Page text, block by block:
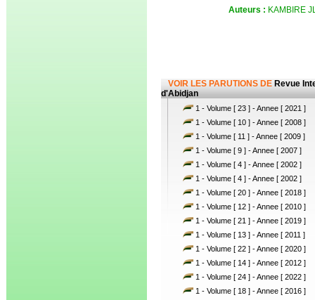
Auteurs : KAMBIRE
VOIR LES PARUTIONS DE Revue
d'Abidjan
1 - Volume [ 23 ] - Annee [ 2021 ]
1 - Volume [ 10 ] - Annee [ 2008 ]
1 - Volume [ 11 ] - Annee [ 2009 ]
1 - Volume [ 9 ] - Annee [ 2007 ]
1 - Volume [ 4 ] - Annee [ 2002 ]
1 - Volume [ 4 ] - Annee [ 2002 ]
1 - Volume [ 20 ] - Annee [ 2018 ]
1 - Volume [ 12 ] - Annee [ 2010 ]
1 - Volume [ 21 ] - Annee [ 2019 ]
1 - Volume [ 13 ] - Annee [ 2011 ]
1 - Volume [ 22 ] - Annee [ 2020 ]
1 - Volume [ 14 ] - Annee [ 2012 ]
1 - Volume [ 24 ] - Annee [ 2022 ]
1 - Volume [ 18 ] - Annee [ 2016 ]